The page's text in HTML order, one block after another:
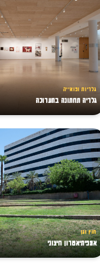
גלריות ופואייה
גלריה תחתונה בתערוכה
חוץ וגן
אמפיתיאטרון חיצוני